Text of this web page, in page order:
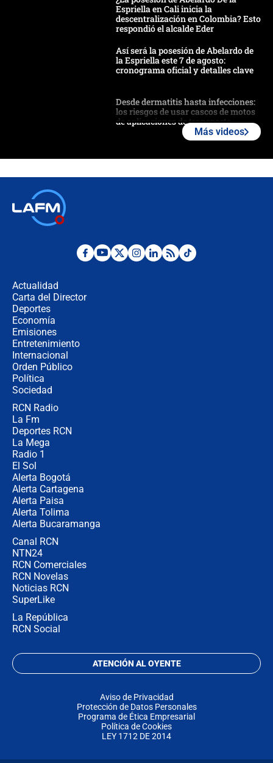
Espriella en Cali inicia la
descentralización en Colombia? Esto
respondió el alcalde Eder
Así será la posesión de Abelardo de
la Espriella este 7 de agosto:
cronograma oficial y detalles clave
Desde dermatitis hasta infecciones:
los riesgos de usar cascos de motos
de aplicaciones de transporte
Posesión de Abelardo De La Espriella
Más videos
Actualidad
Carta del Director
Deportes
Economía
Emisiones
Entretenimiento
Internacional
Orden Público
Política
Sociedad
RCN Radio
La Fm
Deportes RCN
La Mega
Radio 1
El Sol
Alerta Bogotá
Alerta Cartagena
Alerta Paisa
Alerta Tolima
Alerta Bucaramanga
Canal RCN
NTN24
RCN Comerciales
RCN Novelas
Noticias RCN
SuperLike
La República
RCN Social
ATENCIÓN AL OYENTE
Aviso de Privacidad
Protección de Datos Personales
Programa de Ética Empresarial
Política de Cookies
LEY 1712 DE 2014